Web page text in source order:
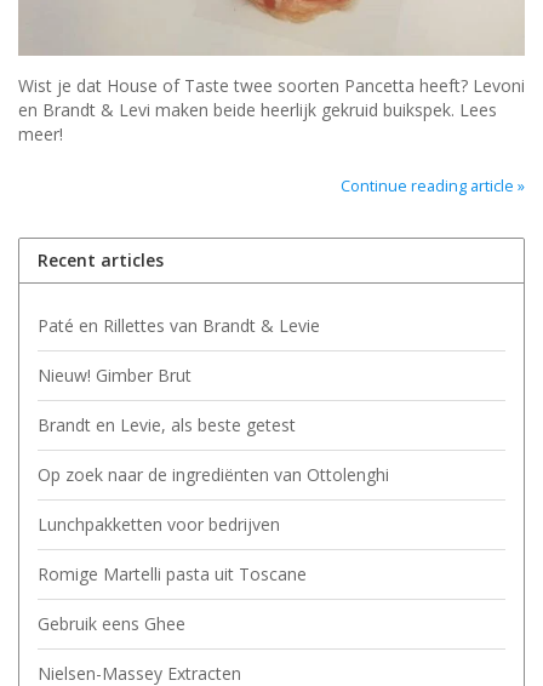
Wist je dat House of Taste twee soorten Pancetta heeft? Levoni
en Brandt & Levi maken beide heerlijk gekruid buikspek. Lees
meer!
Continue reading article »
Recent articles
Paté en Rillettes van Brandt & Levie
Nieuw! Gimber Brut
Brandt en Levie, als beste getest
Op zoek naar de ingrediënten van Ottolenghi
Lunchpakketten voor bedrijven
Romige Martelli pasta uit Toscane
Gebruik eens Ghee
Nielsen-Massey Extracten